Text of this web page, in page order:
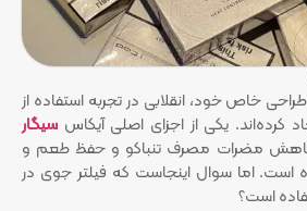
خاص خود، انقلابی در تجربه استفاده از
کرده‌اند. یکی از اجزای اصلی آیکاس سیگار
مضرات مصرف تنباکو و حفظ طعم و
اما سوال اینجاست که فیلتر جوی در
است؟